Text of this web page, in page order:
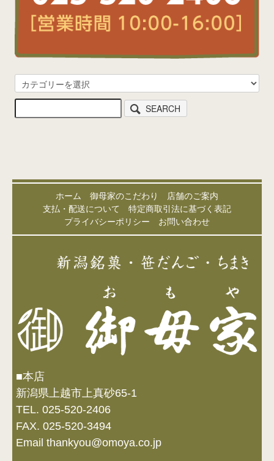
SEARCH
ホーム 御母家のこだわり
店舗のご案内
支払・配送について
特定商取引法に基づく表記
プライバシーポリシー
お問い合わせ
■本店
新潟県上越市上真砂65-1
TEL. 025-520-2406
FAX. 025-520-3494
Email thankyou@omoya.co.jp